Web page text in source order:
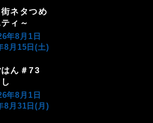
ネタつめ
ィ～
年8月1日
8月15日(土)
ん＃73
年8月1日
8月31日(月)